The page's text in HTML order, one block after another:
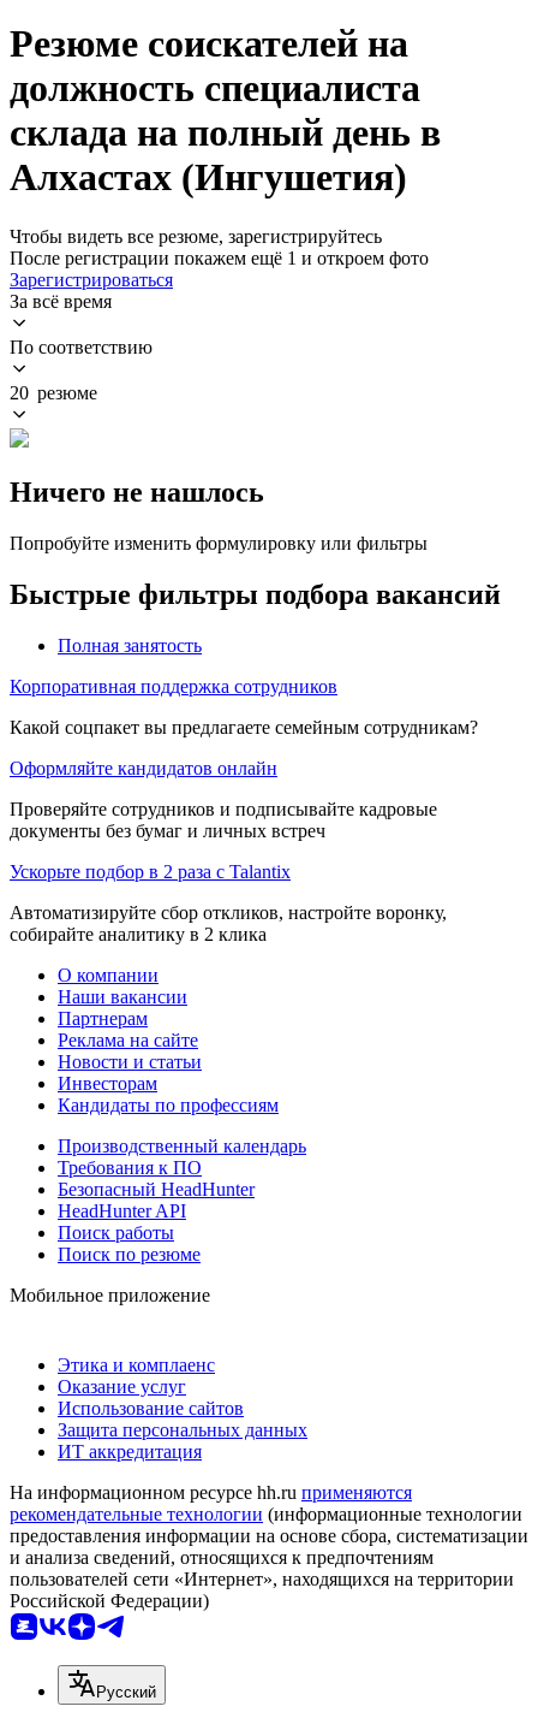
Резюме соискателей на
должность специалиста
склада на полный день в
Алхастах (Ингушетия)
Чтобы видеть все резюме, зарегистрируйтесь
После регистрации покажем ещё 1 и откроем фото
Зарегистрироваться
За всё время
По соответствию
20 резюме
Ничего не нашлось
Попробуйте изменить формулировку или фильтры
Быстрые фильтры подбора вакансий
Полная занятость
Корпоративная поддержка сотрудников
Какой соцпакет вы предлагаете семейным сотрудникам?
Оформляйте кандидатов онлайн
Проверяйте сотрудников и подписывайте кадровые
документы без бумаг и личных встреч
Ускорьте подбор в 2 раза с Talantix
Автоматизируйте сбор откликов, настройте воронку,
собирайте аналитику в 2 клика
О компании
Наши вакансии
Партнерам
Реклама на сайте
Новости и статьи
Инвесторам
Кандидаты по профессиям
Производственный календарь
Требования к ПО
Безопасный HeadHunter
HeadHunter API
Поиск работы
Поиск по резюме
Мобильное приложение
Этика и комплаенс
Оказание услуг
Использование сайтов
Защита персональных данных
ИТ аккредитация
На информационном ресурсе hh.ru применяются
рекомендательные технологии (информационные технологии
предоставления информации на основе сбора, систематизации
и анализа сведений, относящихся к предпочтениям
пользователей сети «Интернет», находящихся на территории
Российской Федерации)
Русский